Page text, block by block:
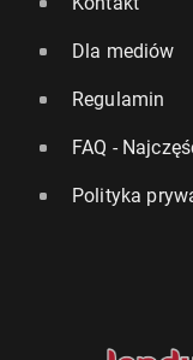
Dla mediów
Regulamin
FAQ -
Polityka